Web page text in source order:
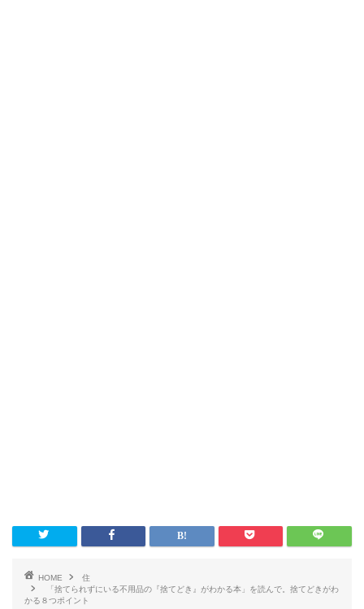
HOME
住
「捨てられずにいる不用品の『捨てどき』がわかる本」を読んで。捨てどきがわ
かる８つポイント